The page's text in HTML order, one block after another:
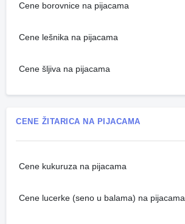
Cene borovnice na pijacama
Cene lešnika na pijacama
Cene šljiva na pijacama
CENE ŽITARICA NA PIJACAMA
Cene kukuruza na pijacama
Cene lucerke (seno u balama) na pijacama